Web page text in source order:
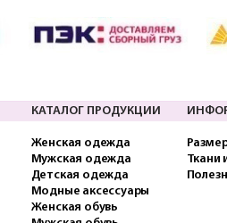
КАТАЛОГ ПРОДУКЦИИ
Женская одежда
Мужская одежда
Детская одежда
Модные аксессуары
Женская обувь
Ткани